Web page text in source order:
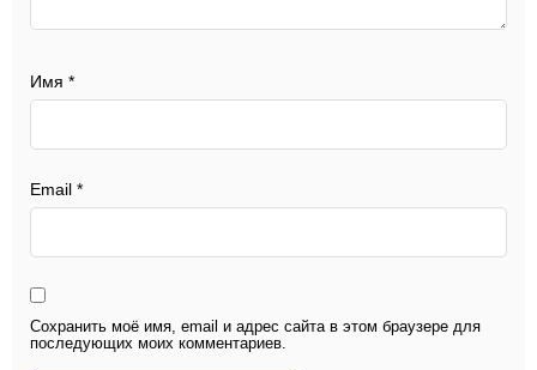
Имя *
Email *
Сохранить моё имя, email и адрес сайта в этом браузере для
последующих моих комментариев.